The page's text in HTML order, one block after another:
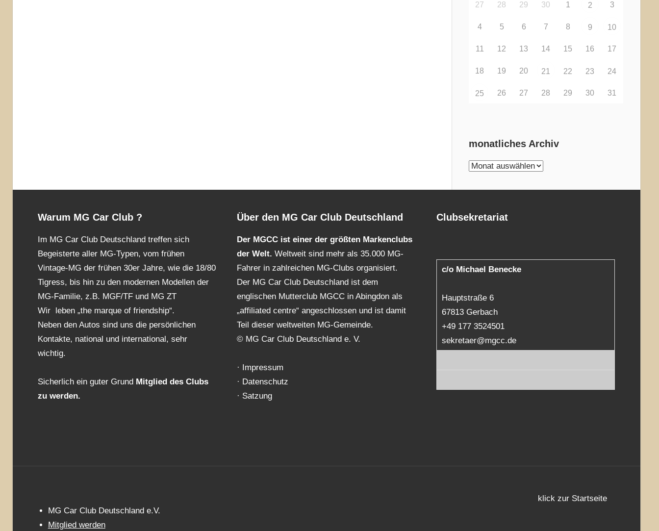
27 28 29 30 1 2 3
4 5 6 7 8 9 10
11 12 13 14 15 16 17
18 19 20 21 22 23 24
25 26 27 28 29 30 31
monatliches Archiv
monatliches
Warum MG Car Club ?
Im MG Car Club Deutschland treffen sich
Begeisterte aller MG-Typen, vom frühen
Vintage-MG der frühen 30er Jahre, wie die 18/80
Tigress, bis hin zu den modernen Modellen der
MG-Familie, z.B. MGF/TF und MG ZT
Wir leben „the marque of friendship“.
Neben den Autos sind uns die persönlichen
Kontakte, national und international, sehr
wichtig.
Sicherlich ein guter Grund Mitglied des Clubs
zu werden.
Über den MG Car Club Deutschland
Der MGCC ist einer der größten Markenclubs
der Welt.Weltweit sind mehr als 35.000 MG-
Fahrer in zahlreichen MG-Clubs organisiert.
Der MG Car Club Deutschland ist dem
englischen Mutterclub MGCC in Abingdon als
„affiliated centre“ angeschlossen und ist damit
Teil dieser weltweiten MG-Gemeinde.
© MG Car Club Deutschland e. V.
· Impressum
· Datenschutz
· Satzung
Clubsekretariat
c/o Michael Benecke
Hauptstraße 6
67813 Gerbach
+49 177 3524501
sekretaer@mgcc.de
klick zur Startseite
MG Car Club Deutschland e.V.
Mitglied werden